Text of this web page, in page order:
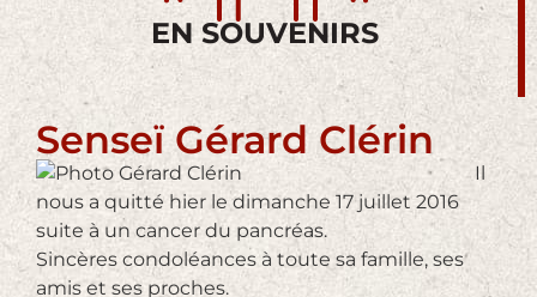
EN SOUVENIRS
Senseï Gérard Clérin
Il
nous a quitté hier le dimanche 17 juillet 2016
suite à un cancer du pancréas.
Sincères condoléances à toute sa famille, ses
amis et ses proches.